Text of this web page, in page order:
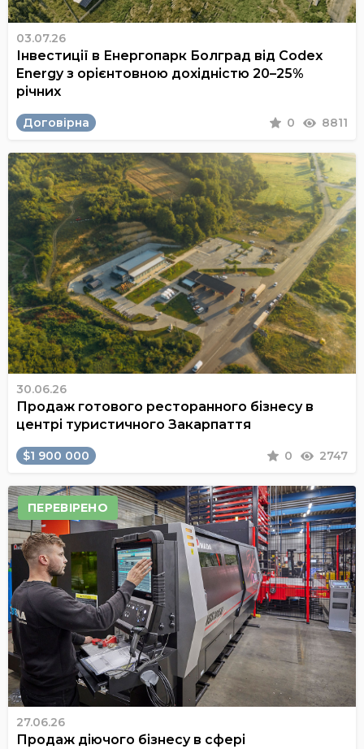
03.07.26
Інвестиції в Енергопарк Болград від Codex
Energy з орієнтовною дохідністю 20–25%
річних
Договірна 0 8811
30.06.26
Продаж готового ресторанного бізнесу в
центрі туристичного Закарпаття
$1 900 000 0 2747
ПЕРЕВІРЕНО
27.06.26
Продаж діючого бізнесу в сфері